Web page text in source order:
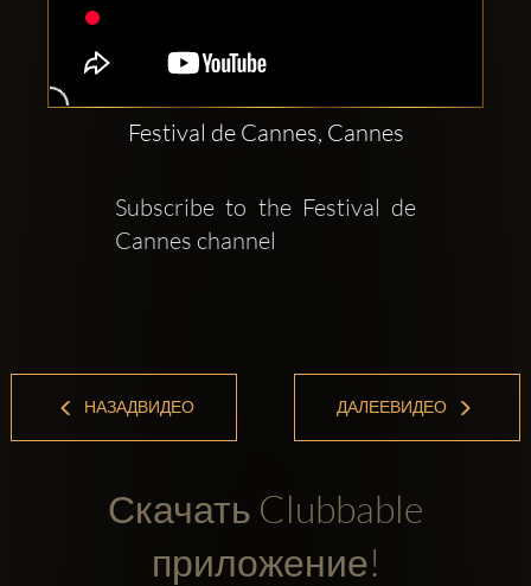
Festival de Cannes, Cannes
Subscribe to the Festival de
Cannes channel
НАЗАДВИДЕО ДАЛЕЕВИДЕО
Скачать Clubbable
приложение!